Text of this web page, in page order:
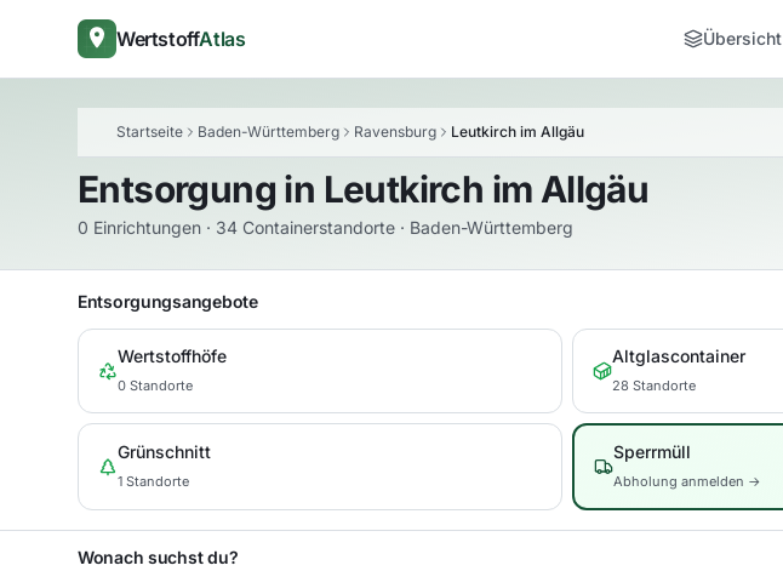
WertstoffAtlas Übersicht
Startseite Baden-Württemberg Ravensburg Leutkirch im Allgäu
Entsorgung in Leutkirch im Allgäu
0 Einrichtungen · 34 Containerstandorte · Baden-Württemberg
Entsorgungsangebote
Wertstoffhöfe
0 Standorte
Altglascontainer
28 Standorte
Grünschnitt
1 Standorte
Sperrmüll
Abholung anmelden →
Wonach suchst du?